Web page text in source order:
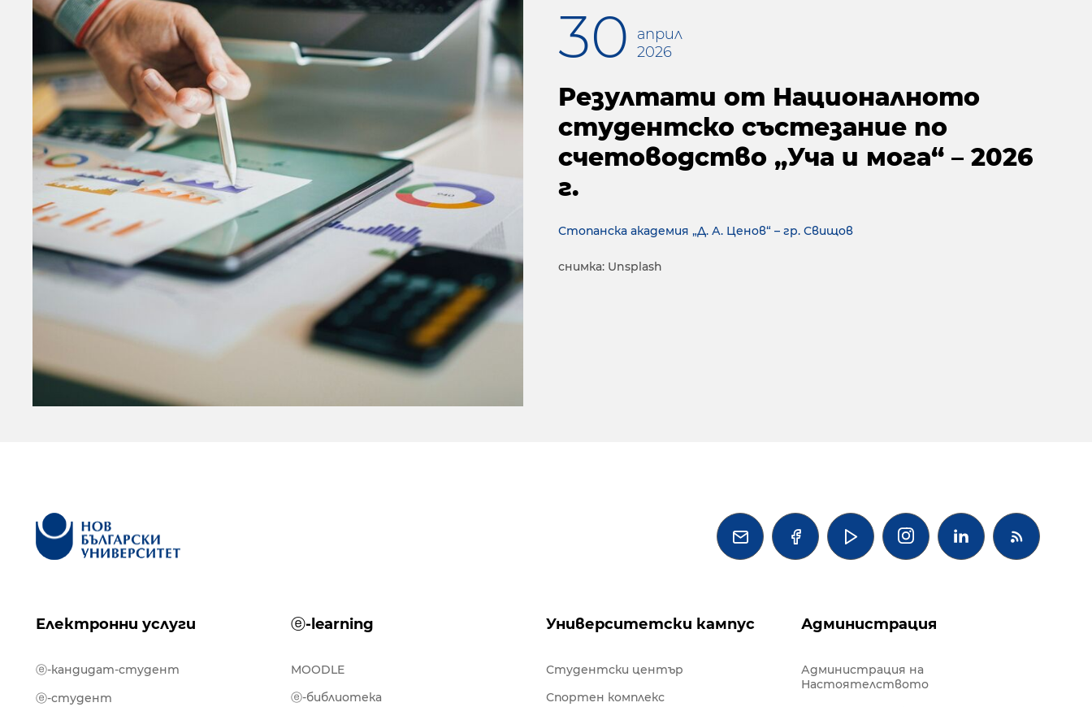
30
април
2026
Резултати от Националното
студентско състезание по
счетоводство „Уча и мога“ – 2026
г.
Стoпaнcкa aкaдeмия „Д. А. Цeнoв“ – гр. Свищoв
снимка: Unsplash
   
Електронни услуги ⓔ-learning Университетски кампус Администрация
ⓔ-кандидат-студент
ⓔ-студент
MOODLE
ⓔ-библиотека
Студентски център
Спортен комплекс
Администрация на
Настоятелството